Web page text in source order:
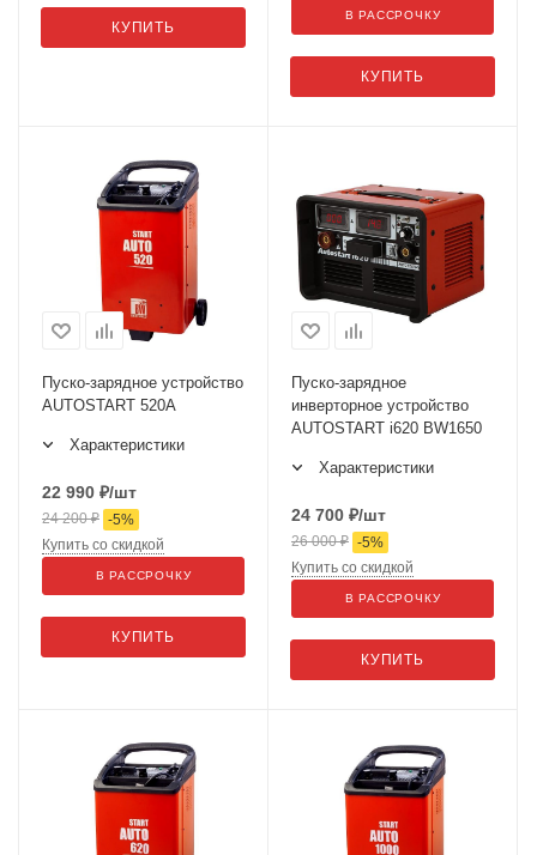
КУПИТЬ
КУПИТЬ
В РАССРОЧКУ
Пуско-зарядное устройство
AUTOSTART 520А
Характеристики
22 990 ₽/шт
24 200₽ -5%
КУПИТЬ
Купить со скидкой
В РАССРОЧКУ
Пуско-зарядное
инверторное устройство
AUTOSTART i620 BW1650
Характеристики
24 700 ₽/шт
26 000₽ -5%
КУПИТЬ
Купить со скидкой
В РАССРОЧКУ